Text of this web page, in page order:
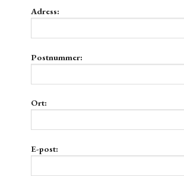
Adress:
Postnummer:
Ort:
E-post: